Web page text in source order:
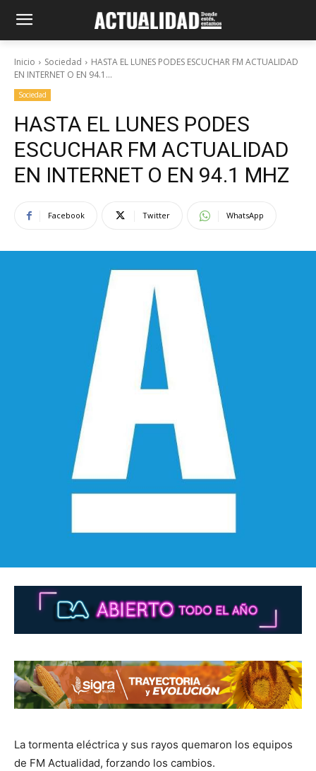
Inicio Sociedad
HASTA EL LUNES PODES ESCUCHAR FM ACTUALIDAD
EN INTERNET O EN 94.1...
Sociedad
HASTA EL LUNES PODES
ESCUCHAR FM ACTUALIDAD
EN INTERNET O EN 94.1 MHZ
Facebook Twitter WhatsApp
La tormenta eléctrica y sus rayos quemaron los equipos
de FM Actualidad, forzando los cambios.